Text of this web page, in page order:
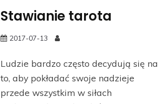
Stawianie tarota
2017-07-13
Ludzie bardzo często decydują się na
to, aby pokładać swoje nadzieje
przede wszystkim w siłach